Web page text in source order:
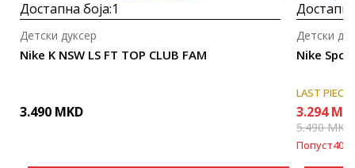
Достапна боја:1
Nike K NSW LS FT TOP CLUB FAM
Детски дуксер
3.490 MKD
Nike
Детски
LAST PIECE
3.294
5.490MKD
Попуст40